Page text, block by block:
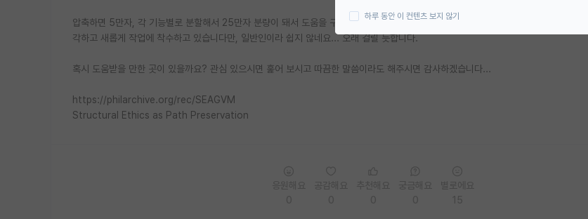
압축하면 5만자, 각 기능별로 분할해서 25만자 분량이 돼서 도움을 구하기도 어려운 상황이라 차라리 국내 혹은 해외 저널에 투고하는
각하고 새롭게 작업에 착수하고 있습니다만, 일반인이라 쉽지 않네요... 오래 걸릴 듯합니다.
혹시 도움받을 만한 곳이 있을까요? 관심 있으시면 훑어 보시고 따끔한 말씀이라도 해주시면 감사하겠습니다...
https://philarchive.org/rec/SEAGVM
Structural Ethics as Path Preservation
하루 동안 이 컨텐츠 보지 않기